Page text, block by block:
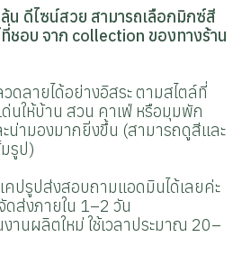
ล้น ดีไซน์สวย สามารถเลือกมิกซ์สี
ชอบ จาก collection ของทางร้าน
ดลายได้อย่างอิสระ ตามสไตล์ที่
นให้บ้าน สวน คาเฟ่ หรือมุมพัก
น่ามองมากยิ่งขึ้น (สามารถดูสีและ
รูป)
คปรูปส่งสอบถามแอดมินได้เลยค่ะ
ส่งภายใน 1–2 วัน
านผลิตใหม่ ใช้เวลาประมาณ 20–